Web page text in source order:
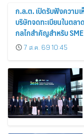
ก.ล.ต. เปิดรับฟังความเ
บริษัทจดทะเบียนในตล
กลไกสำคัญสำหรับ SME
7 ส.ค. 69 10:45